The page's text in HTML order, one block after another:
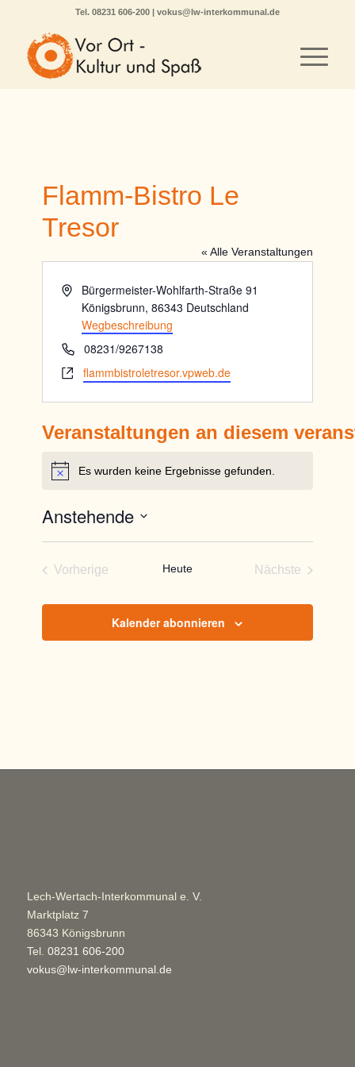
Tel. 08231 606-200 | vokus@lw-interkommunal.de
Flamm-Bistro Le
Tresor
« Alle Veranstaltungen
AdresseBürgermeister-Wohlfarth-Straße 91
Königsbrunn, 86343 Deutschland
Wegbeschreibung
Telefon08231/9267138
Webseiteflammbistroletresor.vpweb.de
Veranstaltungen an diesem
HinweisEs wurden keine Ergebnisse gefunden.
Anstehende
Vorherige
Heute
Nächste
Kalender abonnieren
Lech-Wertach-Interkommunal e. V.
Marktplatz 7
86343 Königsbrunn
Tel. 08231 606-200
vokus@lw-interkommunal.de